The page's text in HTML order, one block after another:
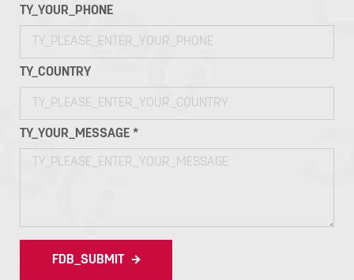
TY_YOUR_PHONE
TY_COUNTRY
TY_YOUR_MESSAGE *
FDB_SUBMIT